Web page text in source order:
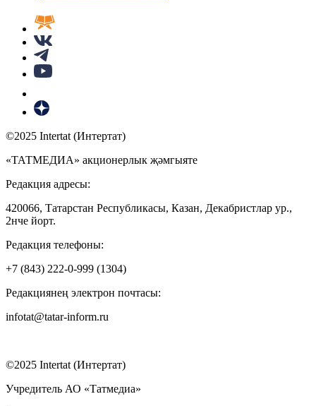
©2025 Intertat (Интертат)
«ТАТМЕДИА» акционерлык җәмгыяте
Редакция адресы:
420066, Татарстан Республикасы, Казан, Декабристлар ур.,
2нче йорт.
Редакция телефоны:
+7 (843) 222-0-999 (1304)
Редакциянең электрон почтасы:
infotat@tatar-inform.ru
©2025 Intertat (Интертат)
Учредитель АО «Татмедиа»